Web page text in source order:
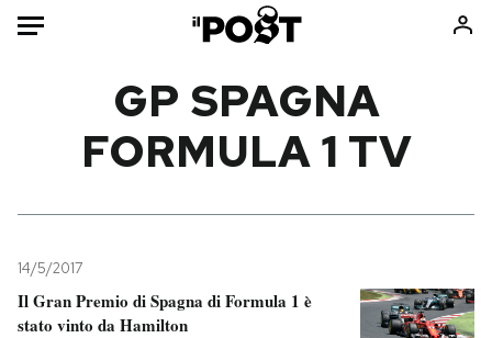
HOME
Mondo
Tecnologia
Internet
Libri
Ok Boomer!
GP SPAGNA
FORMULA 1 TV
14/5/2017
Il Gran Premio di Spagna di Formula 1 è
stato vinto da Hamilton